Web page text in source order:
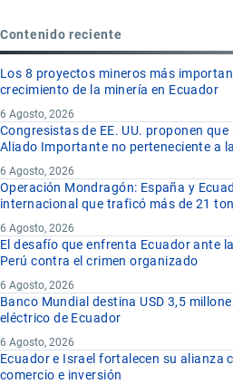
Contenido reciente
Los 8 proyectos mineros más
crecimiento de la minería en Ecuador
6 Agosto, 2026
Congresistas de EE. UU. proponen
Aliado Importante no perteneciente a
6 Agosto, 2026
Operación Mondragón: España y
internacional que traficó más de 21
6 Agosto, 2026
El desafío que enfrenta Ecuador ante
Perú contra el crimen organizado
6 Agosto, 2026
Banco Mundial destina USD 3,5
eléctrico de Ecuador
6 Agosto, 2026
Ecuador e Israel fortalecen su alianza
comercio e inversión